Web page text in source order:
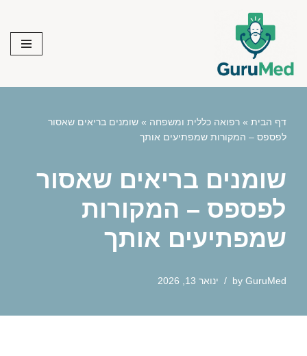
content
דף הבית » רפואה כללית ומשפחה » שומנים בריאים שאסור
לפספס – המקורות שמפתיעים אותך
שומנים בריאים שאסור
לפספס – המקורות
שמפתיעים אותך
by GuruMed ינואר 13, 2026